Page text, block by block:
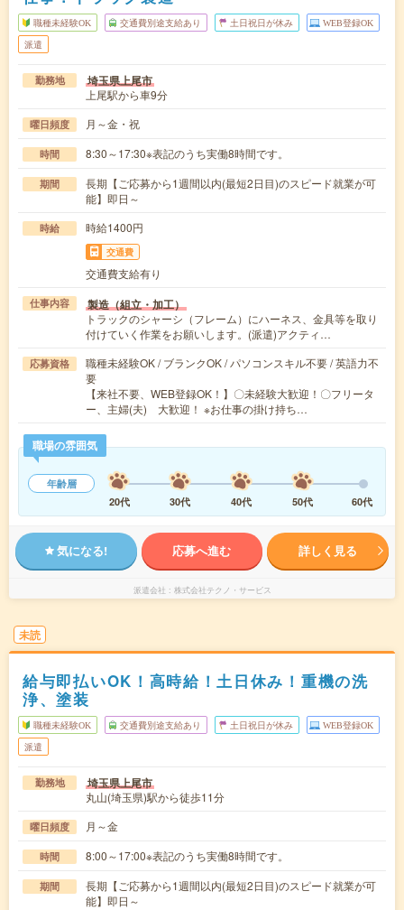
職種未経験OK 交通費別途支給あり 土日祝日が休み WEB登録OK
派遣
勤務地 埼玉県上尾市
上尾駅から車9分
曜日頻度 月～金・祝
時間 8:30～17:30※表記のうち実働8時間です。
期間
長期【ご応募から1週間以内(最短2日目)のスピード就業が可
能】即日～
時給 時給1400円
交通費
交通費支給有り
仕事内容 製造（組立・加工）
トラックのシャーシ（フレーム）にハーネス、金具等を取り
付けていく作業をお願いします。(派遣)アクティ…
応募資格
職種未経験OK / ブランクOK / パソコンスキル不要 / 英語力不
要
【来社不要、WEB登録OK！】〇未経験大歓迎！〇フリータ
ー、主婦(夫) 大歓迎！ ※お仕事の掛け持ち…
職場の雰囲気
年齢層
20代
30代 40代 50代 60代
気になる! 応募へ進む 詳しく見る
派遣会社 株式会社テクノ・サービス
未読
給与即払いOK！高時給！土日休み！重機の洗
浄、塗装
職種未経験OK 交通費別途支給あり 土日祝日が休み WEB登録OK
派遣
勤務地 埼玉県上尾市
丸山(埼玉県)駅から徒歩11分
曜日頻度 月～金
時間 8:00～17:00※表記のうち実働8時間です。
期間
長期【ご応募から1週間以内(最短2日目)のスピード就業が可
能】即日～